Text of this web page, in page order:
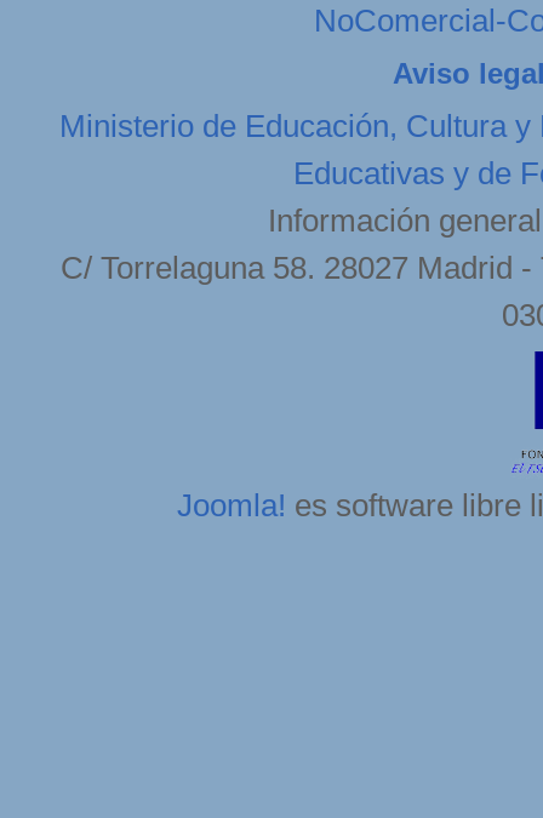
NoComercial-
Aviso
Ministerio de Educación, Cultura y
Educativas y de
Información
C/ Torrelaguna 58. 28027 Madrid
Joomla! es software libre